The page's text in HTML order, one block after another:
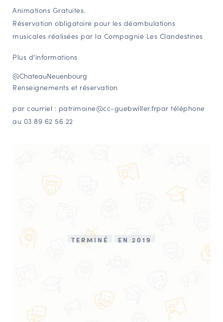
Animations Gratuites.
Réservation obligatoire pour les déambulations
musicales réalisées par la Compagnie Les Clandestines
Plus d’informations
@ChateauNeuenbourg
Renseignements et réservation
par courriel : patrimoine@cc-guebwiller.frpar téléphone
au 03 89 62 56 22
TERMINÉ EN 2019